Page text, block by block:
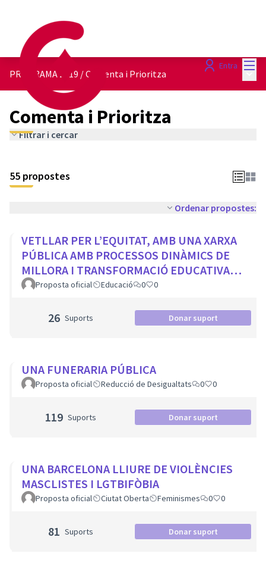
Entra
PROGRAMA 2019 /Comenta i Prioritza
Comenta i Prioritza
Filtrar i cercar
55 propostes
Ordenar propostes:
VETLLAR PER L’EQUITAT, AMB UNA XARXA
PÚBLICA AMB PROCESSOS DINÀMICS DE
MILLORA I TRANSFORMACIÓ EDUCATIVA
PER A TOTS ELS CENTRES DE LA CIUTAT
Proposta oficial Educació 0 0
26 Suports Donar suport
UNA FUNERARIA PÚBLICA
Proposta oficial Reducció de Desigualtats 0 0
119 Suports Donar suport
UNA BARCELONA LLIURE DE VIOLÈNCIES
MASCLISTES I LGTBIFÒBIA
Proposta oficial Ciutat Oberta Feminismes 0 0
81 Suports Donar suport